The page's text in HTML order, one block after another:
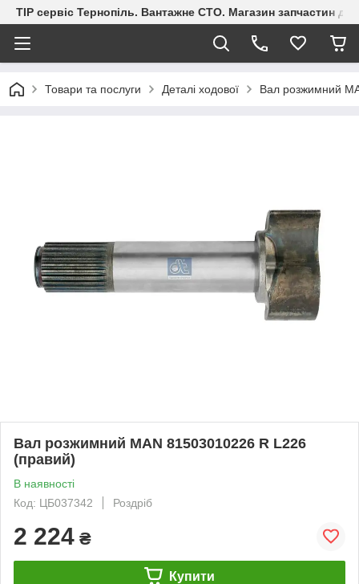
ТІР сервіс Тернопіль. Вантажне СТО. Магазин запчастин
Товари та послуги Деталі ходової Вал розжимний
Вал розжимний MAN 81503010226 R L226
(правий)
В наявності
Код: ЦБ037342
Роздріб
2 224 ₴
Купити